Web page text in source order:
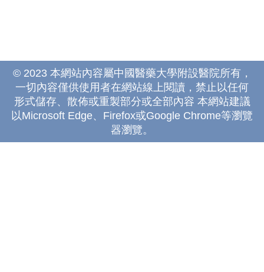
© 2023 本網站內容屬中國醫藥大學附設醫院所有，
一切內容僅供使用者在網站線上閱讀，禁止以任何
形式儲存、散佈或重製部分或全部內容 本網站建議
以Microsoft Edge、Firefox或Google Chrome等瀏覽
器瀏覽。